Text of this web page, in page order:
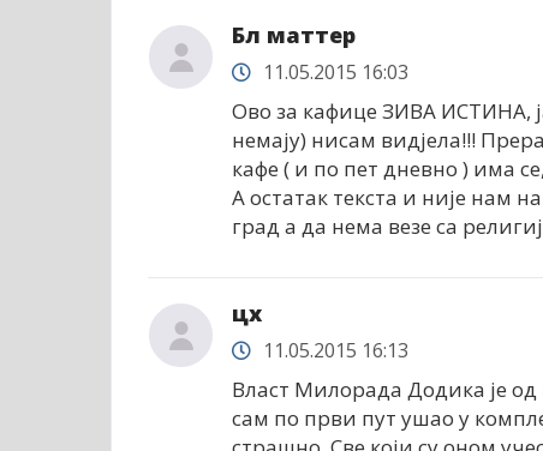
Бл маттер
11.05.2015 16:03
Ово за кафице ЗИВА ИСТИНА,
немају) нисам видјела!!!
кафе ( и по пет дневно ) има
А остатак текста и није нам
град а да нема везе са
цx
11.05.2015 16:13
Власт Милорада Додика је
сам по први пут ушао у